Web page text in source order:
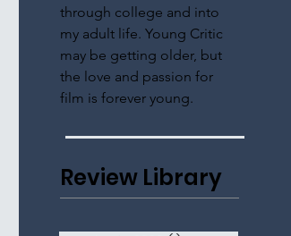
through college and into
my adult life. Young Critic
may be getting older, but
the love and passion for
film is forever young.
Review Library